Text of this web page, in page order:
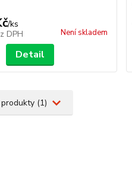
/ks
DPH Není skladem
Detail
(1)